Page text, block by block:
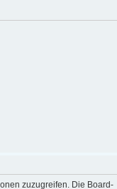
zuzugreifen. Die Board-